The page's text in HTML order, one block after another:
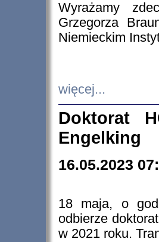
Wyrażamy
Grzegorza
Niemieckim
więcej...
Doktorat
Engelking
16.05.2023
18 maja, o
odbierze
w 2021 roku.